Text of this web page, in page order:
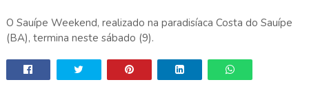
O Sauípe Weekend, realizado na paradisíaca Costa do Sauípe
(BA), termina neste sábado (9).